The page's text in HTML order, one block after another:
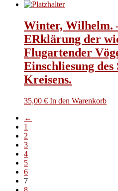
Winter, Wilhelm.
ERklärung der
Flugartender
Einschliesung des
Kreisens.
35,00 € In den Warenkorb
←
1
2
3
4
5
6
7